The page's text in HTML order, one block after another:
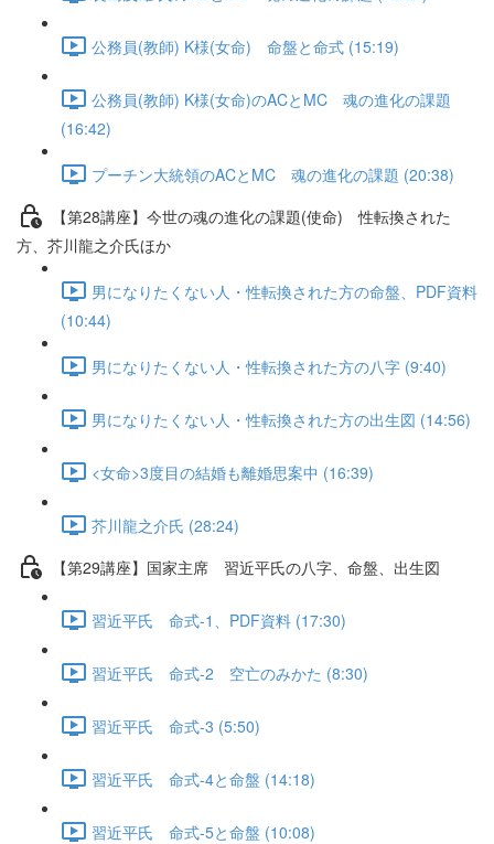
公務員(教師) K様(女命) 命盤と命式 (15:19)
公務員(教師) K様(女命)のACとMC 魂の進化の課題
(16:42)
プーチン大統領のACとMC 魂の進化の課題 (20:38)
【第28講座】今世の魂の進化の課題(使命) 性転換された
方、芥川龍之介氏ほか
男になりたくない人・性転換された方の命盤、PDF資料
(10:44)
男になりたくない人・性転換された方の八字 (9:40)
男になりたくない人・性転換された方の出生図 (14:56)
<女命>3度目の結婚も離婚思案中 (16:39)
芥川龍之介氏 (28:24)
【第29講座】国家主席 習近平氏の八字、命盤、出生図
習近平氏 命式-1、PDF資料 (17:30)
習近平氏 命式-2 空亡のみかた (8:30)
習近平氏 命式-3 (5:50)
習近平氏 命式-4と命盤 (14:18)
習近平氏 命式-5と命盤 (10:08)